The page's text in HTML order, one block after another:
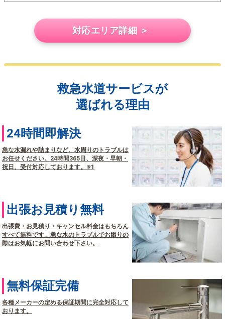
対応エリア詳細 ＞
救急水道サービスが
選ばれる理由
24時間即解決
急な水漏れや詰まりなど、水周りのトラブルは
お任せください。24時間365日、深夜・早朝・
祝日、受付対応しております。※1
出張お見積り無料
出張費・お見積り・キャンセル料金はもちろん
すべて無料です。急な水のトラブルでお困りの
際はお気軽にお問い合わせ下さい。
無料保証完備
各種メーカーの定める保証期間に完全対応して
おります。